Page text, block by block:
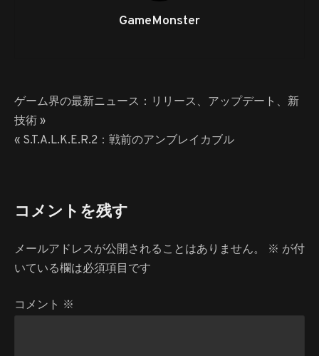
ル
タ
パ
ト
1
へ
GameMonster
投
稿
ナ
ー
シ
ョ
ゲーム界の最新ニュース：リリース、アップデート、新
技術 »
« S.T.A.L.K.E.R.2：戦前のアンブレイカブル
コメントを残す
メールアドレスが公開されることはありません。 ※ が付
いている欄は必須項目です
コメント ※